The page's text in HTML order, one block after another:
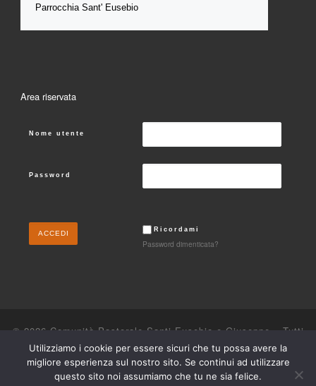
Parrocchia Sant' Eusebio
Area riservata
Nome utente
Password
Ricordami
Password dimenticata?
© 2026 Comunità Pastorale Santi Eusebio e Giuseppe – Tutti
i diritti riservati
Powered byWP– Designed con il tema Customizr
Utilizziamo i cookie per essere sicuri che tu possa avere la
migliore esperienza sul nostro sito. Se continui ad utilizzare
questo sito noi assumiamo che tu ne sia felice.